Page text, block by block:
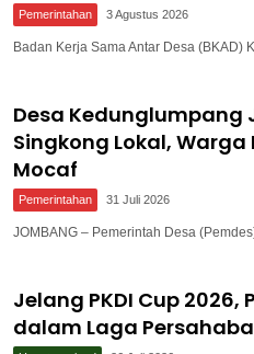
Pemerintahan 3 Agustus 2026
Badan Kerja Sama Antar Desa (BKAD)
Desa
Singkong Lokal,
Mocaf
Pemerintahan 31 Juli 2026
JOMBANG – Pemerintah Desa
Jelang PKDI Cup 2026,
dalam Laga